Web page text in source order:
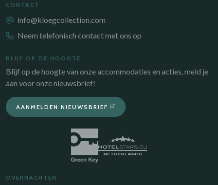
CONTACT
info@kloegcollection.com
Neem telefonisch contact met ons op
BLIJF OP DE HOOGTE
Blijf op de hoogte van onze accommodaties en acties, meld je
aan voor onze nieuwsbrief!
AANMELDEN NIEUWSBRIEF
OVERNACHTEN